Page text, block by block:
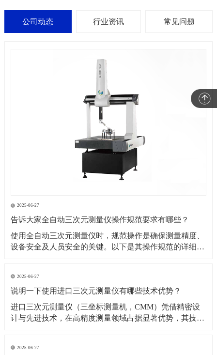
公司动态 行业资讯 常见问题
2025-06-27
告诉大家全自动三次元测量仪操作规范要求有哪些？
​使用全自动三次元测量仪时，规范操作是确保测量精度、
设备安全及人员安全的关键。以下是其操作规范的详细要
度控制在 40%~60% RH，避免温度剧烈波动或潮湿导致设
备变形、传感器失灵。防尘与防
2025-06-27
说明一下使用进口三次元测量仪有哪些技术优势？
​进口三次元测量仪（三坐标测量机，CMM）凭借精密设
计与先进技术，在高精度测量领域占据显著优势，其技术
辨率与重复性：进口设备（如德国蔡司、美国 API、日本
2025-06-27